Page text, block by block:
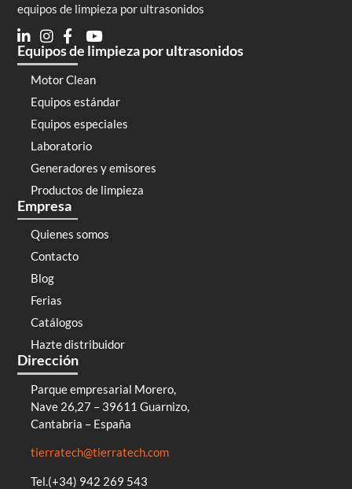
equipos de limpieza por ultrasonidos
Equipos de limpieza por ultrasonidos
Motor Clean
Equipos estándar
Equipos especiales
Laboratorio
Generadores y emisores
Productos de limpieza
Empresa
Quienes somos
Contacto
Blog
Ferias
Catálogos
Hazte distribuidor
Dirección
Parque empresarial Morero,
Nave 26,27 – 39611 Guarnizo,
Cantabria – España
tierratech@tierratech.com
Tel.(+34) 942 269 543